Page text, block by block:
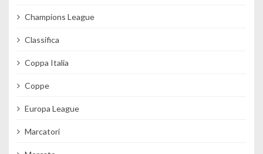
Champions League
Classifica
Coppa Italia
Coppe
Europa League
Marcatori